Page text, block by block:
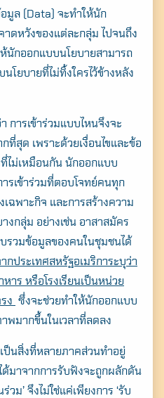
อมูล (Data) จะทำให้นัก
าดหวังของแต่ละกลุ่ม ไปจนถึง
นักออกแบบนโยบายสามารถ
โยบายที่ไม่ทิ้งใครไว้ข้างหลัง
การเข้าร่วมแบบไหนจึงจะ
ที่สุด เพราะด้วยเงื่อนไขและข้อ
ไม่เหมือนกัน นักออกแบบ
รเข้าร่วมที่ตอบโจทย์คนทุก
เฉพาะกิจ และการสร้างความ
งกลุ่ม อย่างเช่น อาสาสมัคร
รวมข้อมูลของคนในชุมชนได้
กประเทศสหรัฐอเมริการะบุว่า
ร หรือโรงเรียนเป็นหน่วย
ง ซึ่งจะช่วยทำให้นักออกแบบ
พมากขึ้นในเวลาที่ลดลง
ป็นสิ่งที่หลายภาคส่วนทำอยู่
ด้มาจากการรับฟังจะถูกผลักดัน
ม’ จึงไม่ใช่แค่เพียงการ ‘รับ